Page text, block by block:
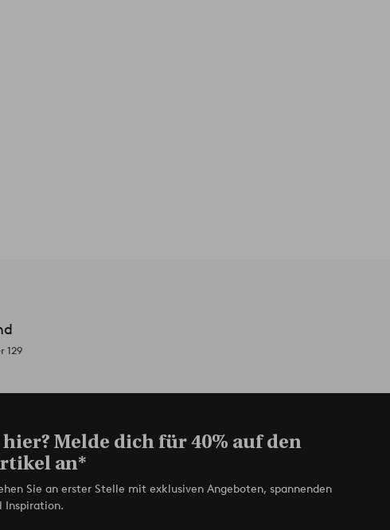
129
Melde dich für 40% auf den
an*
Sie an erster Stelle mit exklusiven Angeboten, spannenden
Inspiration.